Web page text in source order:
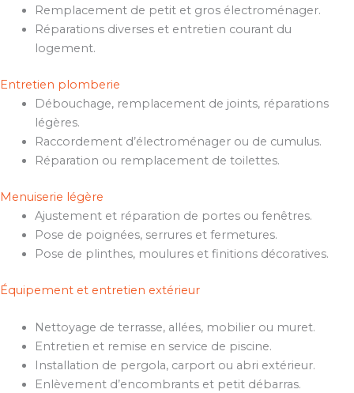
Remplacement de petit et gros électroménager.
Réparations diverses et entretien courant du
logement.
Entretien plomberie
Débouchage, remplacement de joints, réparations
légères.
Raccordement d’électroménager ou de cumulus.
Réparation ou remplacement de toilettes.
Menuiserie légère
Ajustement et réparation de portes ou fenêtres.
Pose de poignées, serrures et fermetures.
Pose de plinthes, moulures et finitions décoratives.
Équipement et entretien extérieur
Nettoyage de terrasse, allées, mobilier ou muret.
Entretien et remise en service de piscine.
Installation de pergola, carport ou abri extérieur.
Enlèvement d’encombrants et petit débarras.